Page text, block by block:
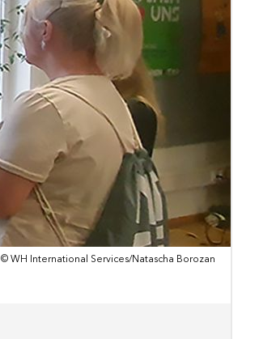
© WH International Services/Natascha Borozan